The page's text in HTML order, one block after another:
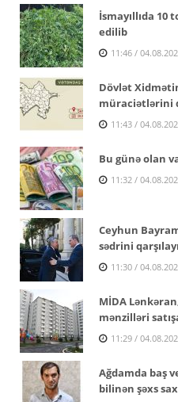
İsmayıllıda
edilib
11:46 /
Dövlət
müraciətlərini
11:43 /
Bu günə olan
11:32 /
Ceyhun
sədrini
11:30 /
MİDA
mənzilləri
11:29 /
Ağdamda baş
bilinən şəxs